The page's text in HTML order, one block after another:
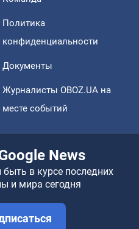
Политика
конфиденциальности
Документы
Журналисты OBOZ.UA на
месте событий
News
в курсе последних
и мира сегодня